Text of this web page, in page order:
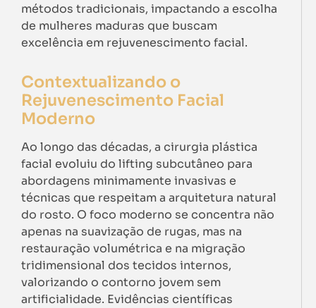
métodos tradicionais, impactando a escolha
de mulheres maduras que buscam
excelência em rejuvenescimento facial.
Contextualizando o
Rejuvenescimento Facial
Moderno
Ao longo das décadas, a cirurgia plástica
facial evoluiu do lifting subcutâneo para
abordagens minimamente invasivas e
técnicas que respeitam a arquitetura natural
do rosto. O foco moderno se concentra não
apenas na suavização de rugas, mas na
restauração volumétrica e na migração
tridimensional dos tecidos internos,
valorizando o contorno jovem sem
artificialidade. Evidências científicas